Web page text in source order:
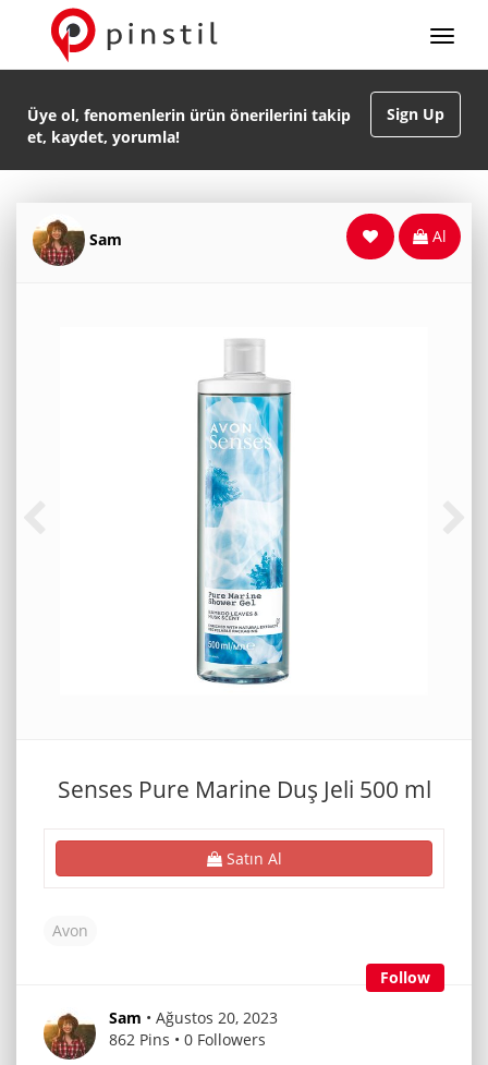
Sign Up
Üye ol, fenomenlerin ürün önerilerini takip
et, kaydet, yorumla!
Sam Al
Senses Pure Marine Duş Jeli 500 ml
Satın Al
Avon
Follow
Sam • Ağustos 20, 2023
862 Pins • 0 Followers